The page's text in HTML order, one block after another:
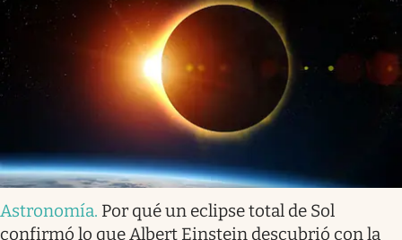
Astronomía. Por qué un eclipse total de Sol
confirmó lo que Albert Einstein descubrió con la